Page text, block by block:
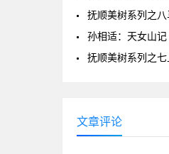
抚顺美树系列之
孙相适：天女山记
抚顺美树系列之
文章评论